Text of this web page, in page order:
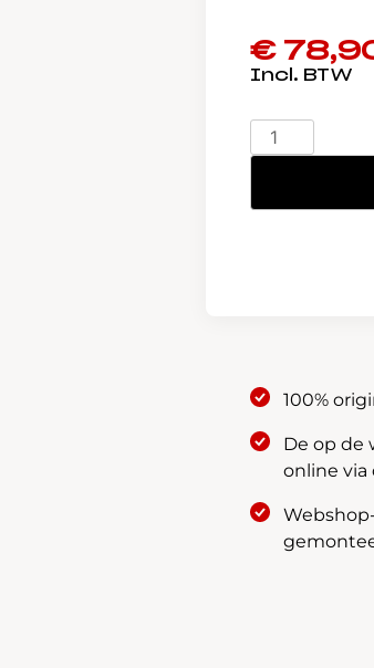
€
CR-
V
&
100%
De op de
online via